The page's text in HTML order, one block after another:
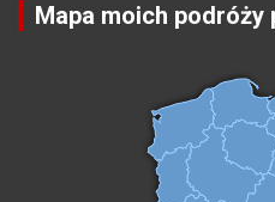
Mapa moich podróży